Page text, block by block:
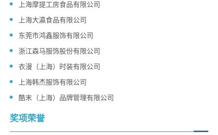
上海摩提工房食品有限公司
上海大瀛食品有限公司
东莞市鸿鑫服饰有限公司
浙江森马服饰股份有限公司
衣漫（上海）时装有限公司
上海韩杰服饰有限公司
酷末（上海）品牌管理有限公司
奖项荣誉